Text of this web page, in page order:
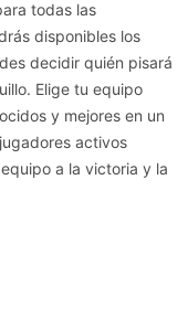
todas las
disponibles los
decidir quién pisará
Elige tu equipo
y mejores en un
activos
a la victoria y la